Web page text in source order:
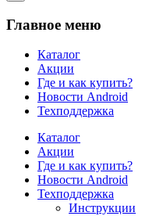
Главное меню
Каталог
Акции
Где и как купить?
Новости Android
Техподдержка
Каталог
Акции
Где и как купить?
Новости Android
Техподдержка
Инструкции